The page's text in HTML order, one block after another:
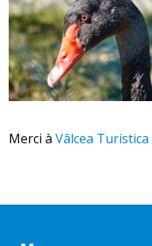
Merci àVâlcea Turistica